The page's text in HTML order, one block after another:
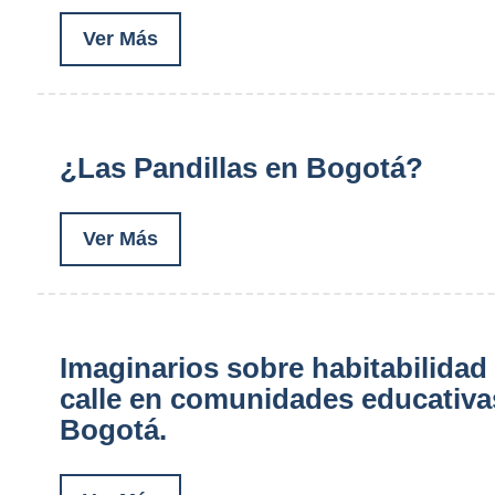
Ver Más
¿Las Pandillas en Bogotá?
Ver Más
Imaginarios sobre habitabilidad
calle en comunidades
Bogotá.